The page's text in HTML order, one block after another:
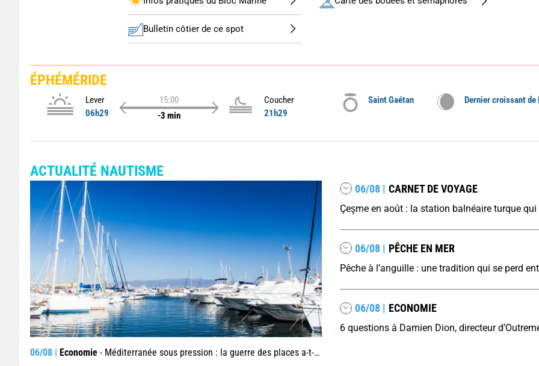
Bulletin côtier de ce spot
ÉPHÉMÉRIDE
Lever
06h29
15:00
-3 min
Coucher
21h29
Saint Gaétan Dernier croissant de
ACTUALITÉ NAUTISME
06/08 | Economie - Méditerranée sous pression : la guerre des places a-t-elle vraiment commencé ?
06/08 | CARNET DE VOYAGE
06/08 | PÊCHE EN MER
06/08 | ECONOMIE